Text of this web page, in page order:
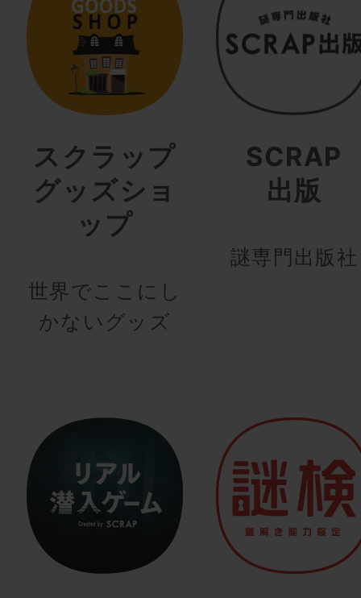
スクラップ
グッズショ
ップ
世界でここにし
かないグッズ
SCRAP
出版
謎専門出版社